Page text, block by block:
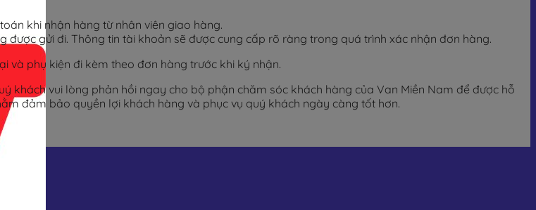
khi nhận hàng từ nhân viên giao hàng.
gửi đi. Thông tin tài khoản sẽ được cung cấp rõ ràng trong quá trình xác nhận đơn hàng.
và phụ kiện đi kèm theo đơn hàng trước khi ký nhận.
khách vui lòng phản hồi ngay cho bộ phận chăm sóc khách hàng của Van Miền Nam để được hỗ
đảm bảo quyền lợi khách hàng và phục vụ quý khách ngày càng tốt hơn.